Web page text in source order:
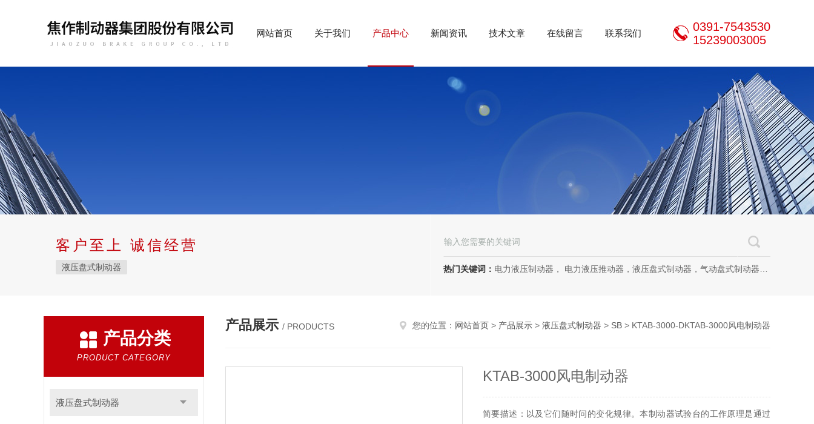
网站首页 关于我们 产品中心 新闻资讯 技术文章 在线留言 联系我们
0391-7543530
15239003005
客户至上 诚信经营
液压盘式制动器 热门关键词： 电力液压制动器， 电力液压推动器，液压盘式制动器，气动盘式制动器，刹车片，焦作制动器股份有限公司，焦作金箍制动器，焦作金箍临瑞制动器股份有限公司
产品分类
PRODUCT CATEGORY
液压盘式制动器
产品展示 / PRODUCTS 您的位置： 网站首页 > 产品展示 > 液压盘式制动器 > SB > KTAB-3000-DKTAB-3000风电制动器
KTAB-3000风电制动器
简要描述：以及它们随时问的变化规律。本制动器试验台的工作原理是通过